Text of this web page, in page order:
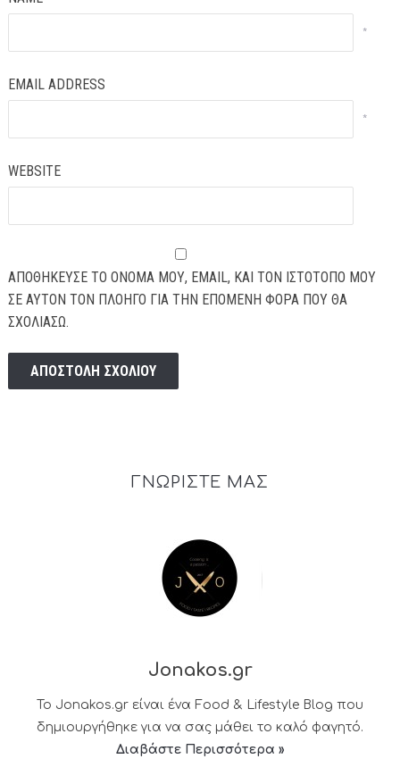
*
EMAIL ADDRESS
*
WEBSITE
ΑΠΟΘΉΚΕΥΣΕ ΤΟ ΌΝΟΜΆ ΜΟΥ, EMAIL, ΚΑΙ ΤΟΝ ΙΣΤΌΤΟΠΟ ΜΟΥ
ΣΕ ΑΥΤΌΝ ΤΟΝ ΠΛΟΗΓΌ ΓΙΑ ΤΗΝ ΕΠΌΜΕΝΗ ΦΟΡΆ ΠΟΥ ΘΑ
ΣΧΟΛΙΆΣΩ.
ΓΝΩΡΙΣΤΕ ΜΑΣ
Jonakos.gr
Το Jonakos.gr είναι ένα Food & Lifestyle Blog που
δημιουργήθηκε για να σας μάθει το καλό φαγητό.
Διαβάστε Περισσότερα »